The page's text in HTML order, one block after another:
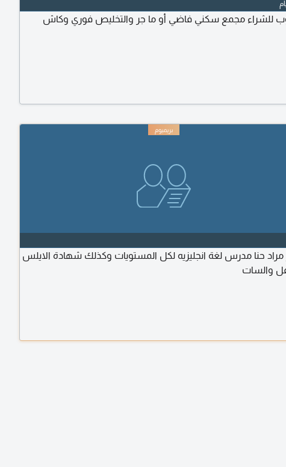
للشراء مجمع سكني فاضي أو ما جر والتخليص فوري وكاش
مراد حنا مدرس لغة انجليزيه لكل المستويات وكذلك شهادة الايلس
والسات